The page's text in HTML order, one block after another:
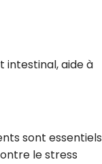
intestinal, aide à
sont essentiels
le stress